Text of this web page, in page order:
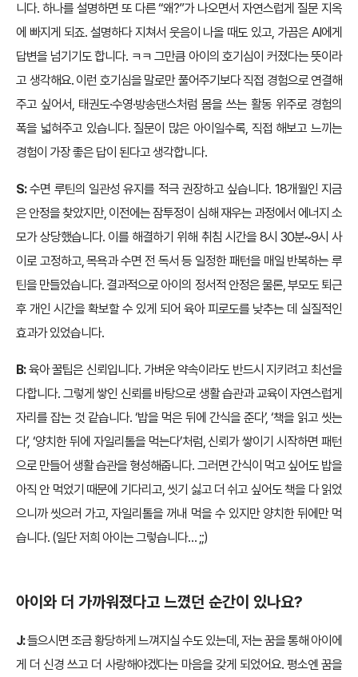
니다. 하나를 설명하면 또 다른 “왜?”가 나오면서 자연스럽게 질문 지옥
에 빠지게 되죠. 설명하다 지쳐서 웃음이 나올 때도 있고, 가끔은 AI에게
답변을 넘기기도 합니다. ㅋㅋ 그만큼 아이의 호기심이 커졌다는 뜻이라
고 생각해요. 이런 호기심을 말로만 풀어주기보다 직접 경험으로 연결해
주고 싶어서, 태권도·수영·방송댄스처럼 몸을 쓰는 활동 위주로 경험의
폭을 넓혀주고 있습니다. 질문이 많은 아이일수록, 직접 해보고 느끼는
경험이 가장 좋은 답이 된다고 생각합니다.
S:수면 루틴의 일관성 유지를 적극 권장하고 싶습니다. 18개월인 지금
은 안정을 찾았지만, 이전에는 잠투정이 심해 재우는 과정에서 에너지 소
모가 상당했습니다. 이를 해결하기 위해 취침 시간을 8시 30분~9시 사
이로 고정하고, 목욕과 수면 전 독서 등 일정한 패턴을 매일 반복하는 루
틴을 만들었습니다. 결과적으로 아이의 정서적 안정은 물론, 부모도 퇴근
후 개인 시간을 확보할 수 있게 되어 육아 피로도를 낮추는 데 실질적인
효과가 있었습니다.
B:육아 꿀팁은 신뢰입니다. 가벼운 약속이라도 반드시 지키려고 최선을
다합니다. 그렇게 쌓인 신뢰를 바탕으로 생활 습관과 교육이 자연스럽게
자리를 잡는 것 같습니다. ‘밥을 먹은 뒤에 간식을 준다’, ‘책을 읽고 씻는
다’, ‘양치한 뒤에 자일리톨을 먹는다’처럼, 신뢰가 쌓이기 시작하면 패턴
으로 만들어 생활 습관을 형성해줍니다. 그러면 간식이 먹고 싶어도 밥을
아직 안 먹었기 때문에 기다리고, 씻기 싫고 더 쉬고 싶어도 책을 다 읽었
으니까 씻으러 가고, 자일리톨을 꺼내 먹을 수 있지만 양치한 뒤에만 먹
습니다. (일단 저희 아이는 그렇습니다… ;;)
아이와 더 가까워졌다고 느꼈던 순간이 있나요?
J:들으시면 조금 황당하게 느껴지실 수도 있는데, 저는 꿈을 통해 아이에
게 더 신경 쓰고 더 사랑해야겠다는 마음을 갖게 되었어요. 평소엔 꿈을